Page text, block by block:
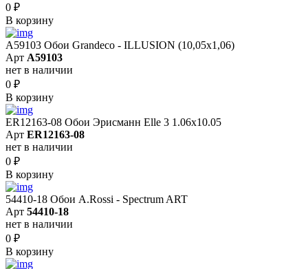
0 ₽
В корзину
A59103 Обои Grandeco - ILLUSION (10,05х1,06)
Арт A59103
нет в наличии
0 ₽
В корзину
ER12163-08 Обои Эрисманн Elle 3 1.06x10.05
Арт ER12163-08
нет в наличии
0 ₽
В корзину
54410-18 Обои A.Rossi - Spectrum ART
Арт 54410-18
нет в наличии
0 ₽
В корзину